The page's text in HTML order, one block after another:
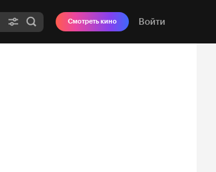
Смотреть кино Войти